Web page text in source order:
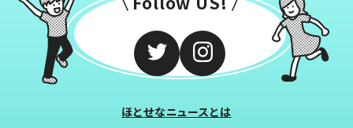
ほとせなニュースとは